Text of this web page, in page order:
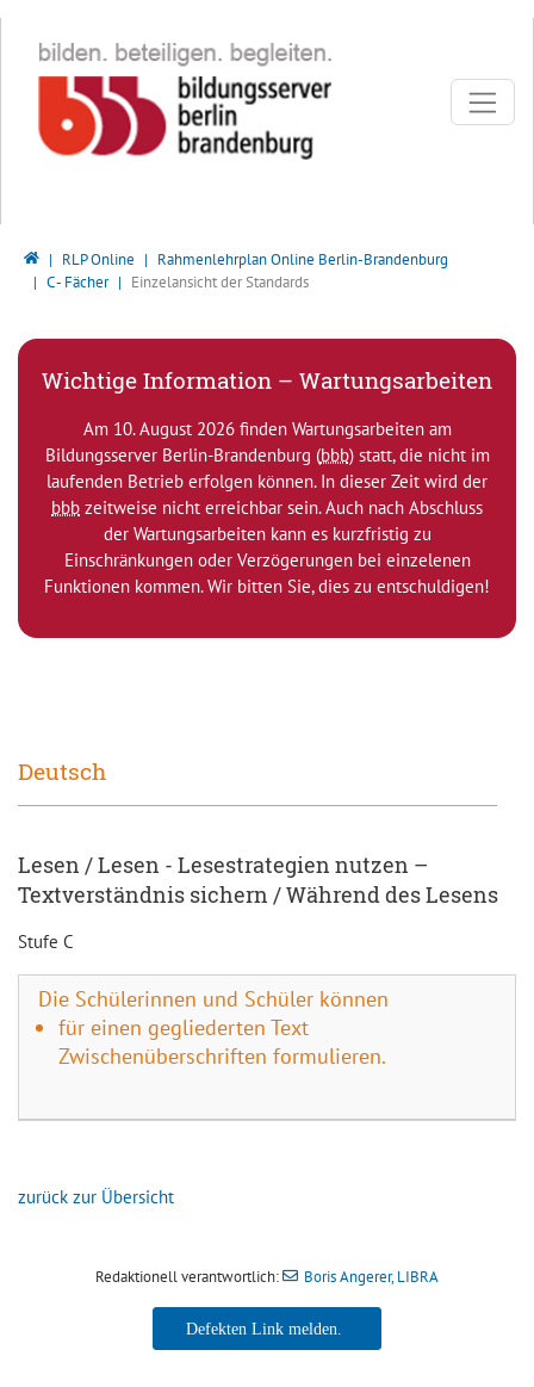
Bildungsserver Berlin - Brandenburg
RLP Online
Rahmenlehrplan Online Berlin-Brandenburg
C - Fächer
Einzelansicht der Standards
Wichtige Information – Wartungsarbeiten
Am 10. August 2026 finden Wartungsarbeiten am
Bildungsserver Berlin-Brandenburg (bbb) statt, die nicht im
laufenden Betrieb erfolgen können. In dieser Zeit wird der
bbb zeitweise nicht erreichbar sein. Auch nach Abschluss
der Wartungsarbeiten kann es kurzfristig zu
Einschränkungen oder Verzögerungen bei einzelenen
Funktionen kommen. Wir bitten Sie, dies zu entschuldigen!
Deutsch
Lesen / Lesen - Lesestrategien nutzen –
Textverständnis sichern / Während des Lesens
Stufe C
Die Schülerinnen und Schüler können
für einen gegliederten Text
Zwischenüberschriften formulieren.
zurück zur Übersicht
Redaktionell verantwortlich: Boris Angerer, LIBRA
Boris Angerer, LIBRA